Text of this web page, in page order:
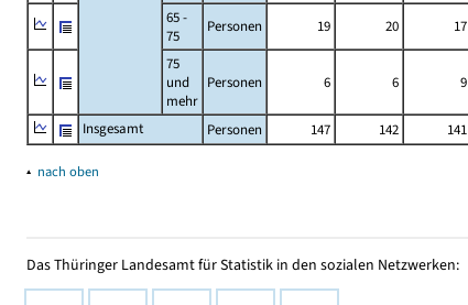
65 -
75
Personen 19 20 17
75
und
mehr
Personen 6 6 9
Insgesamt Personen 147 142 141
▴ nach oben
Das Thüringer Landesamt für Statistik in den sozialen Netzwerken: